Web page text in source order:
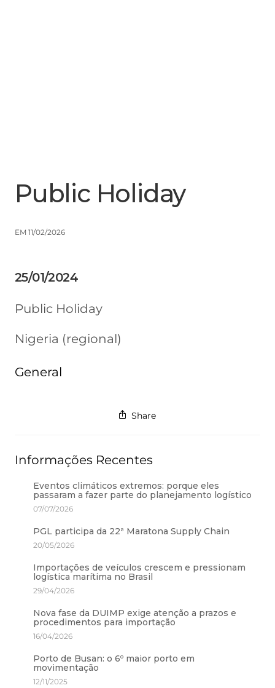
Public Holiday
EM 11/02/2026
25/01/2024
Public Holiday
Nigeria (regional)
General
Share
Informações Recentes
Eventos climáticos extremos: porque eles
passaram a fazer parte do planejamento logístico
07/07/2026
PGL participa da 22ª Maratona Supply Chain
20/05/2026
Importações de veículos crescem e pressionam
logística marítima no Brasil
29/04/2026
Nova fase da DUIMP exige atenção a prazos e
procedimentos para importação
16/04/2026
Porto de Busan: o 6º maior porto em
movimentação
12/11/2025